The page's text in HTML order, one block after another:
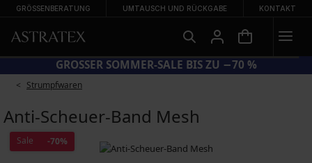
GRÖSSENBERATUNG UMTAUSCH UND RÜCKGABE KONTAKT
GROSSER
REDUZIERTE BADEMODE
Strumpfwaren
Anti-Scheuer-Band Mesh
Sale -70%